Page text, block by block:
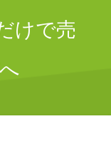
けで売